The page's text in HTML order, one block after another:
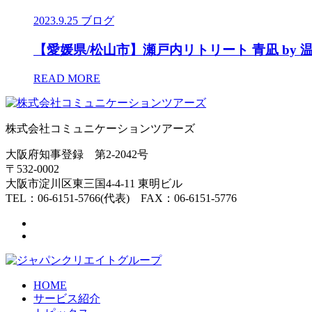
2023.9.25 ブログ
【愛媛県/松山市】瀬戸内リトリート 青凪 by
READ MORE
株式会社コミュニケーションツアーズ
大阪府知事登録 第2-2042号
〒532-0002
大阪市淀川区東三国4-4-11 東明ビル
TEL：06-6151-5766(代表) FAX：06-6151-5776
HOME
サービス紹介